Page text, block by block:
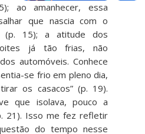
ao amanhecer, essa
que nascia com o
(p. 15); a atitude dos
já tão frias, não
automóveis. Conhece
se frio em pleno dia,
os casacos” (p. 19).
que isolava, pouco a
21). Isso me fez refletir
do tempo nesse